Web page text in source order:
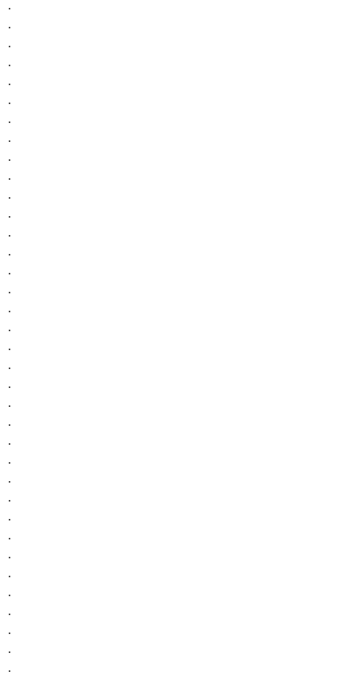
.
.
.
.
.
.
.
.
.
.
.
.
.
.
.
.
.
.
.
.
.
.
.
.
.
.
.
.
.
.
.
.
.
.
.
.